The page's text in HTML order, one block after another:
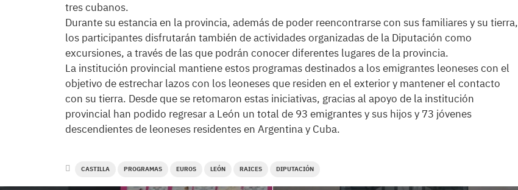
tres cubanos.
Durante su estancia en la provincia, además de poder reencontrarse con sus familiares y su tierra,
los participantes disfrutarán también de actividades organizadas de la Diputación como
excursiones, a través de las que podrán conocer diferentes lugares de la provincia.
La institución provincial mantiene estos programas destinados a los emigrantes leoneses con el
objetivo de estrechar lazos con los leoneses que residen en el exterior y mantener el contacto
con su tierra. Desde que se retomaron estas iniciativas, gracias al apoyo de la institución
provincial han podido regresar a León un total de 93 emigrantes y sus hijos y 73 jóvenes
descendientes de leoneses residentes en Argentina y Cuba.
CASTILLA PROGRAMAS EUROS LEÓN RAICES DIPUTACIÓN